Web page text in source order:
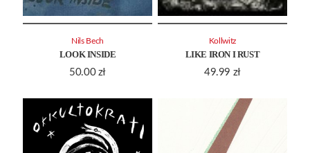
LOOK INSIDE
50.00 zł
Nils Bech
LIKE IRON I RUST
49.99 zł
Kollwitz